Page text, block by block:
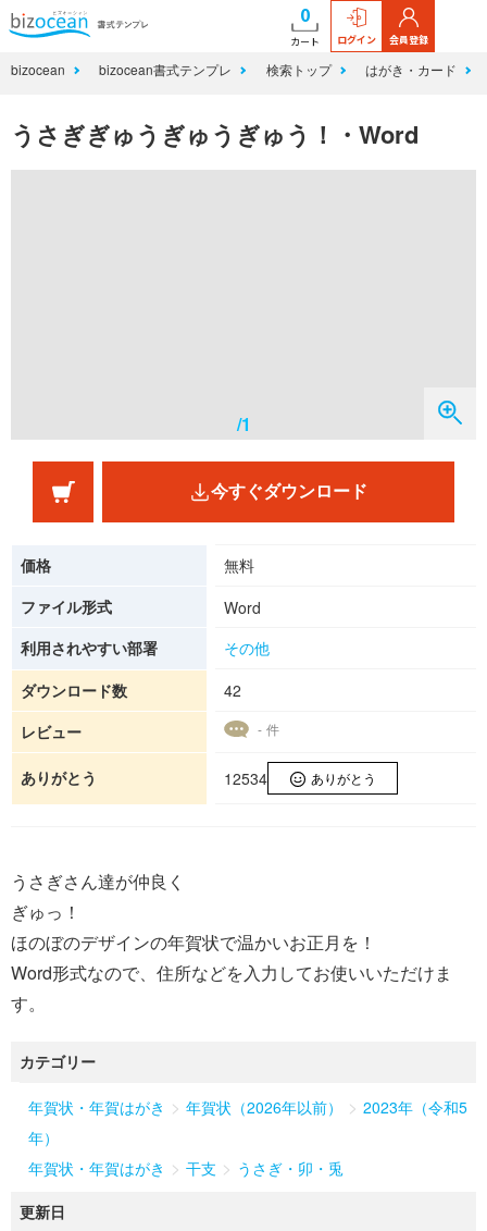
0
カート ログイン 会員登録
bizocean bizocean書式テンプレ 検索トップ はがき・カード
うさぎぎゅうぎゅうぎゅう！・Word
/1
今すぐダウンロード
価格
無料
ファイル形式
Word
利用されやすい部署
その他
ダウンロード数
42
レビュー
- 件
ありがとう 12534 ありがとう
うさぎさん達が仲良く
ぎゅっ！
ほのぼのデザインの年賀状で温かいお正月を！
Word形式なので、住所などを入力してお使いいただけま
す。
カテゴリー
年賀状・年賀はがき > 年賀状（2026年以前） > 2023年（令和5
年）
年賀状・年賀はがき > 干支 > うさぎ・卯・兎
更新日